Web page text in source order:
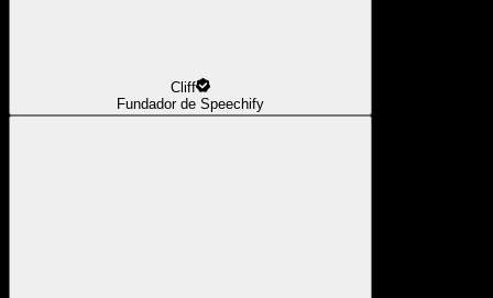
Cliff
Fundador de Speechify